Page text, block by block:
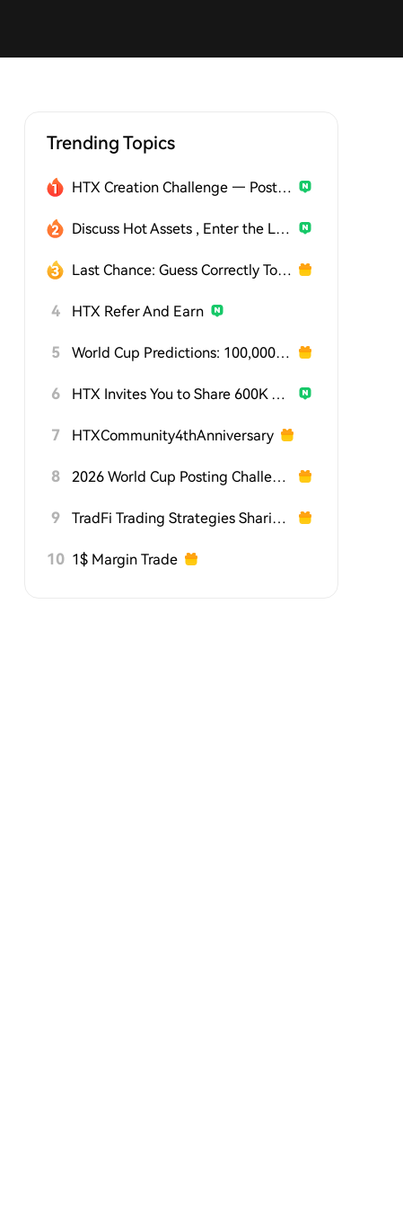
Trending Topics
HTX Creation Challenge — Post and Win 1,500U
Discuss Hot Assets , Enter the Lucky Draw
Last Chance: Guess Correctly Today and Win More
4 HTX Refer And Earn
5 World Cup Predictions: 100,000 USDT Daily
6 HTX Invites You to Share 600K USDT in Gift Packs
7 HTXCommunity4thAnniversary
8 2026 World Cup Posting Challenge on HTX Square
9 TradFi Trading Strategies Sharing Challenge
10 1$ Margin Trade